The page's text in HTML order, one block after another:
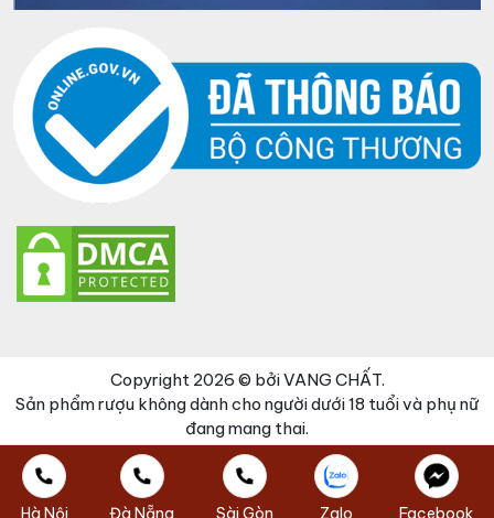
Copyright 2026 © bởi VANG CHẤT.
Sản phẩm rượu không dành cho người dưới 18 tuổi và phụ nữ
đang mang thai.
Đã thêm sản phẩm vào giỏ hàng
0 items -
Thanh toán
Hà Nội
Đà Nẵng Sài Gòn Zalo Facebook